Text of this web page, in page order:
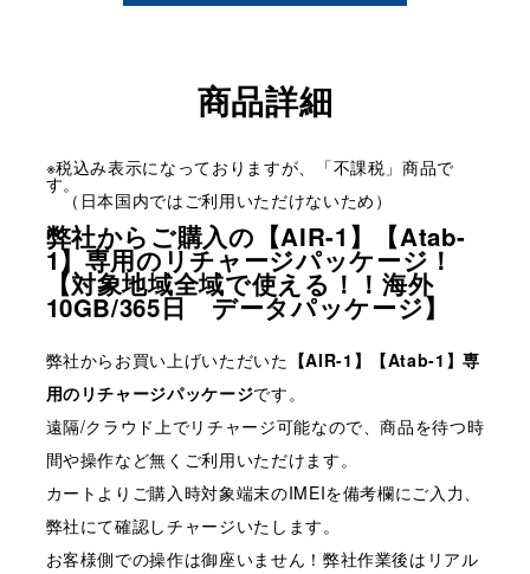
商品詳細
※税込み表示になっておりますが、「不課税」商品で
す。
（日本国内ではご利用いただけないため）
弊社からご購入の【AIR-1】【Atab-
1】専用のリチャージパッケージ！
【対象地域全域で使える！！海外
10GB/365日 データパッケージ】
弊社からお買い上げいただいた 【AIR-1】【Atab-1】専
用のリチャージパッケージです。
遠隔/クラウド上でリチャージ可能なので、商品を待つ時
間や操作など無くご利用いただけます。
カートよりご購入時対象端末のIMEIを備考欄にご入力、
弊社にて確認しチャージいたします。
お客様側での操作は御座いません！弊社作業後はリアル